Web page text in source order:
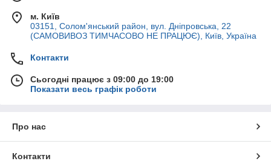
м. Київ
03151, Солом'янський район, вул. Дніпровська, 22
(САМОВИВОЗ ТИМЧАСОВО НЕ ПРАЦЮЄ), Київ, Україна
Контакти
Сьогодні працює з 09:00 до 19:00
Показати весь графік роботи
Про нас
Контакти